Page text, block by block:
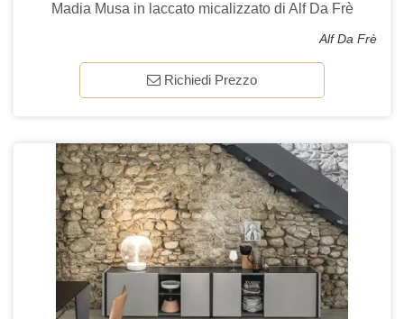
Madia Musa in laccato micalizzato di Alf Da Frè
Alf Da Frè
Richiedi Prezzo